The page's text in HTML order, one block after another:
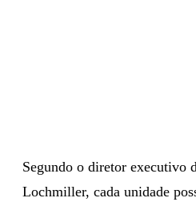
Segundo o diretor executivo
Lochmiller, cada unidade